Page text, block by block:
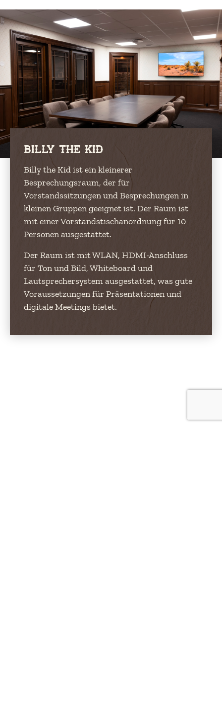
Billy the Kid
Billy the Kid ist ein kleinerer
Besprechungsraum, der für
Vorstandssitzungen und Besprechungen in
kleinen Gruppen geeignet ist. Der Raum ist
mit einer Vorstandstischanordnung für 10
Personen ausgestattet.
Der Raum ist mit WLAN, HDMI-Anschluss
für Ton und Bild, Whiteboard und
Lautsprechersystem ausgestattet, was gute
Voraussetzungen für Präsentationen und
digitale Meetings bietet.